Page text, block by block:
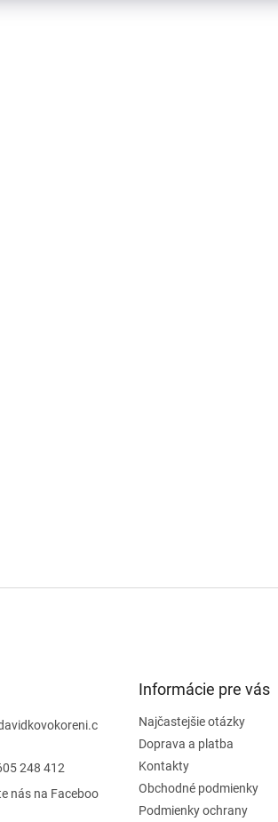
248 412
nás na Faceboo
Informácie pre vás
Najčastejšie otázky
Doprava a platba
Kontakty
Obchodné podmienky
Podmienky ochrany